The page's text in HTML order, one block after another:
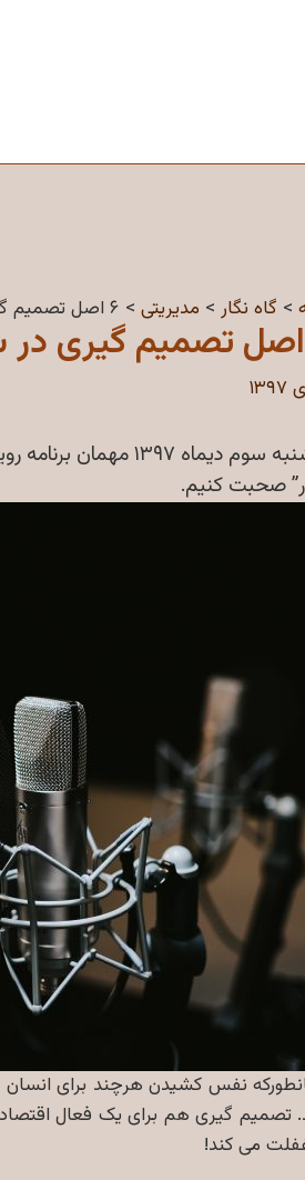
گاه نگار مدیریتی ۶ اصل تصمیم گیری در سازمانها
دوشنبه سوم دیماه
صحبت کنیم.
نفس کشیدن هرچند برای انسان
تصمیم گیری هم برای یک فعال
می کند!